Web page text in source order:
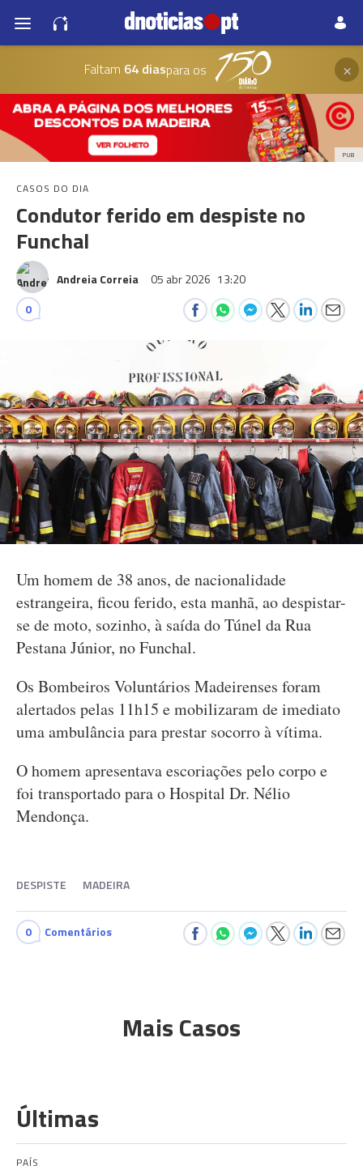
Faltam 64 diaspara os ×
PUB
CASOS DO DIA
Condutor ferido em despiste no
Funchal
Andreia Correia 05 abr 2026 13:20
0
Um homem de 38 anos, de nacionalidade
estrangeira, ficou ferido, esta manhã, ao despistar-
se de moto, sozinho, à saída do Túnel da Rua
Pestana Júnior, no Funchal.
Os Bombeiros Voluntários Madeirenses foram
alertados pelas 11h15 e mobilizaram de imediato
uma ambulância para prestar socorro à vítima.
O homem apresentava escoriações pelo corpo e
foi transportado para o Hospital Dr. Nélio
Mendonça.
DESPISTE MADEIRA
0 Comentários
Mais Casos
Últimas
PAÍS